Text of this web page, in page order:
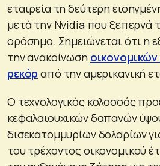
εταιρεία τη δεύτερη
μετά την Nvidia που ξεπερνά
ορόσημο. Σημειώνεται ότι η
την ανακοίνωση
ρεκόρ από την αμερικανική
Ο τεχνολογικός κολοσσός
κεφαλαιουχικών δαπανών
δισεκατομμυρίων δολαρίων
του τρέχοντος οικονομικού